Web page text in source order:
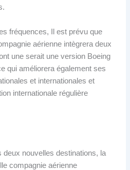
fréquences, Il est prévu que
aérienne intègrera deux
une serait une version Boeing
qui améliorera également ses
et internationales et
internationale régulière
nouvelles destinations, la
compagnie aérienne